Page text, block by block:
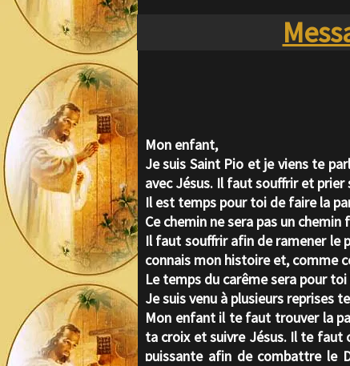
Mon enfant,
Je suis Saint Pio et je viens te
avec Jésus. Il faut souffrir et prier
Il est temps pour toi de faire la
Ce chemin ne sera pas un
Il faut souffrir afin de ramener le
connais mon histoire et, comme
Le temps du carême sera pour
Je suis venu à plusieurs reprises
Mon enfant il te faut trouver la
ta croix et suivre Jésus. Il te faut
puissante afin de combattre le